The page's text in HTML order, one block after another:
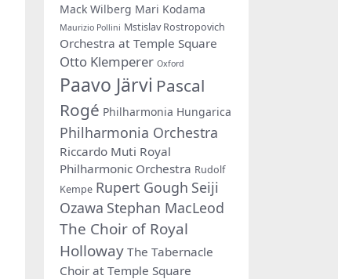
Mack Wilberg Mari Kodama
Maurizio Pollini Mstislav Rostropovich
Orchestra at Temple Square
Otto Klemperer Oxford
Paavo Järvi Pascal
Rogé Philharmonia Hungarica
Philharmonia Orchestra
Riccardo Muti Royal
Philharmonic Orchestra Rudolf
Kempe Rupert Gough Seiji
Ozawa Stephan MacLeod
The Choir of Royal
Holloway The Tabernacle
Choir at Temple Square